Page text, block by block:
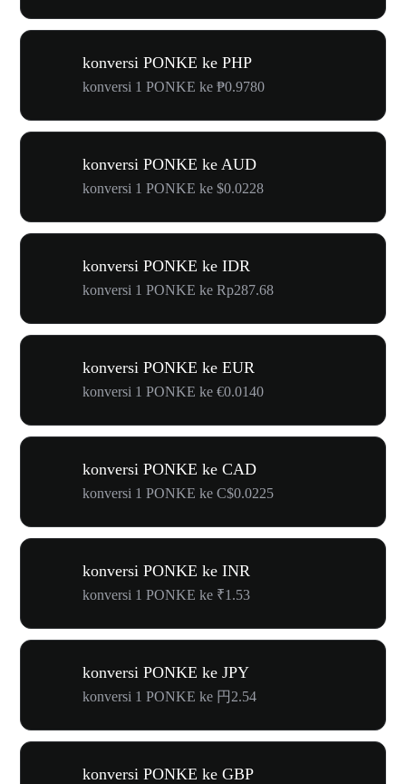
konversi PONKE ke PHP
konversi 1 PONKE ke ₱0.9780
konversi PONKE ke AUD
konversi 1 PONKE ke $0.0228
konversi PONKE ke IDR
konversi 1 PONKE ke Rp287.68
konversi PONKE ke EUR
konversi 1 PONKE ke €0.0140
konversi PONKE ke CAD
konversi 1 PONKE ke C$0.0225
konversi PONKE ke INR
konversi 1 PONKE ke ₹1.53
konversi PONKE ke JPY
konversi 1 PONKE ke 円2.54
konversi PONKE ke GBP